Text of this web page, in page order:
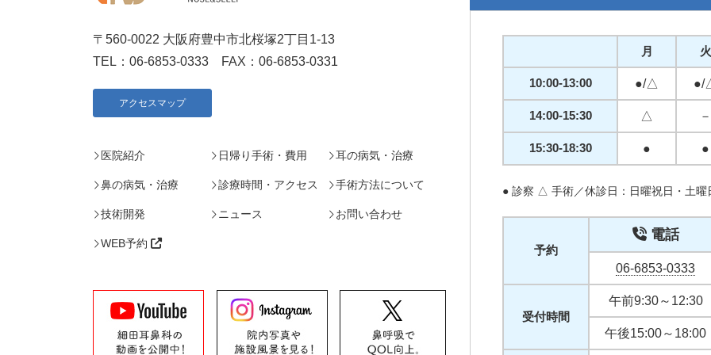
〒560-0022 大阪府豊中市北桜塚2丁目1-13
TEL： 06-6853-0333 FAX：06-6853-0331
アクセスマップ
医院紹介 日帰り手術・費用 耳の病気・治療
鼻の病気・治療 診療時間・アクセス 手術方法について
技術開発 ニュース お問い合わせ
WEB予約
月 火
10:00-13:00 ●/△ ●/
14:00-15:30 △ －
15:30-18:30 ● ●
● 診察 △ 手術／休診日：日曜祝日・土曜
予約
電話
06-6853-0333
受付時間
午前9:30～12:30
午後15:00～18:00